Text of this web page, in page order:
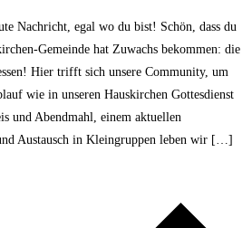
Nachricht, egal wo du bist! Schön, dass du
Gemeinde hat Zuwachs bekommen: die
Hier trifft sich unsere Community, um
wie in unseren Hauskirchen Gottesdienst
und Abendmahl, einem aktuellen
Austausch in Kleingruppen leben wir […]